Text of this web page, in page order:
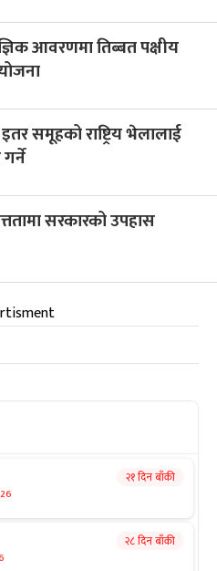
आवरणमा तिब्बत पक्षीय
समूहको राष्ट्रिय भेलालाई
सरकारको उपहास
२१ दिन बाँकी
२८ दिन बाँकी